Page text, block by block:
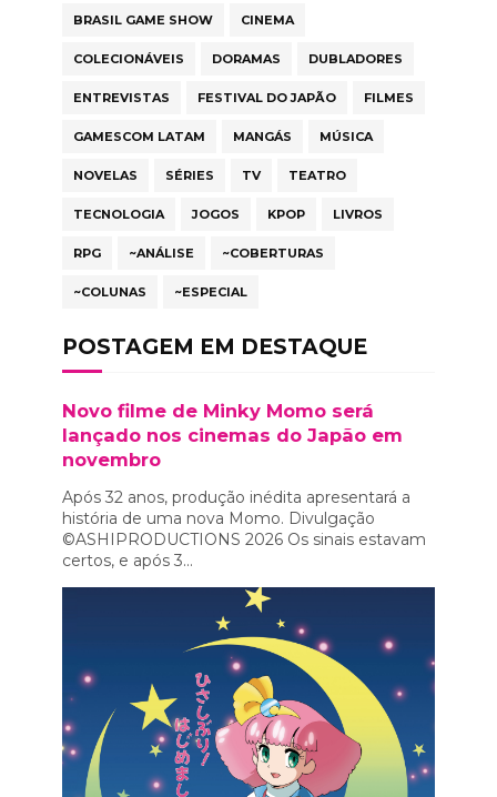
BRASIL GAME SHOW CINEMA
COLECIONÁVEIS DORAMAS DUBLADORES
ENTREVISTAS FESTIVAL DO JAPÃO FILMES
GAMESCOM LATAM MANGÁS MÚSICA
NOVELAS SÉRIES TV TEATRO
TECNOLOGIA JOGOS KPOP LIVROS
RPG ~ANÁLISE ~COBERTURAS
~COLUNAS ~ESPECIAL
POSTAGEM EM DESTAQUE
Novo filme de Minky Momo será
lançado nos cinemas do Japão em
novembro
Após 32 anos, produção inédita apresentará a
história de uma nova Momo. Divulgação
©ASHIPRODUCTIONS 2026 Os sinais estavam
certos, e após 3...